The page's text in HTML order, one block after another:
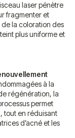
laser pénètre
fragmenter et
de la coloration des
plus uniforme et
à la
régénération, la
permet
tout en réduisant
d’acné et les